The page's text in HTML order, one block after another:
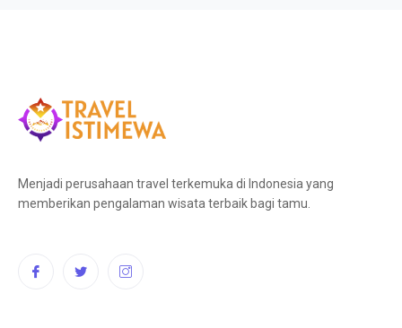
Menjadi perusahaan travel terkemuka di Indonesia yang
memberikan pengalaman wisata terbaik bagi tamu.